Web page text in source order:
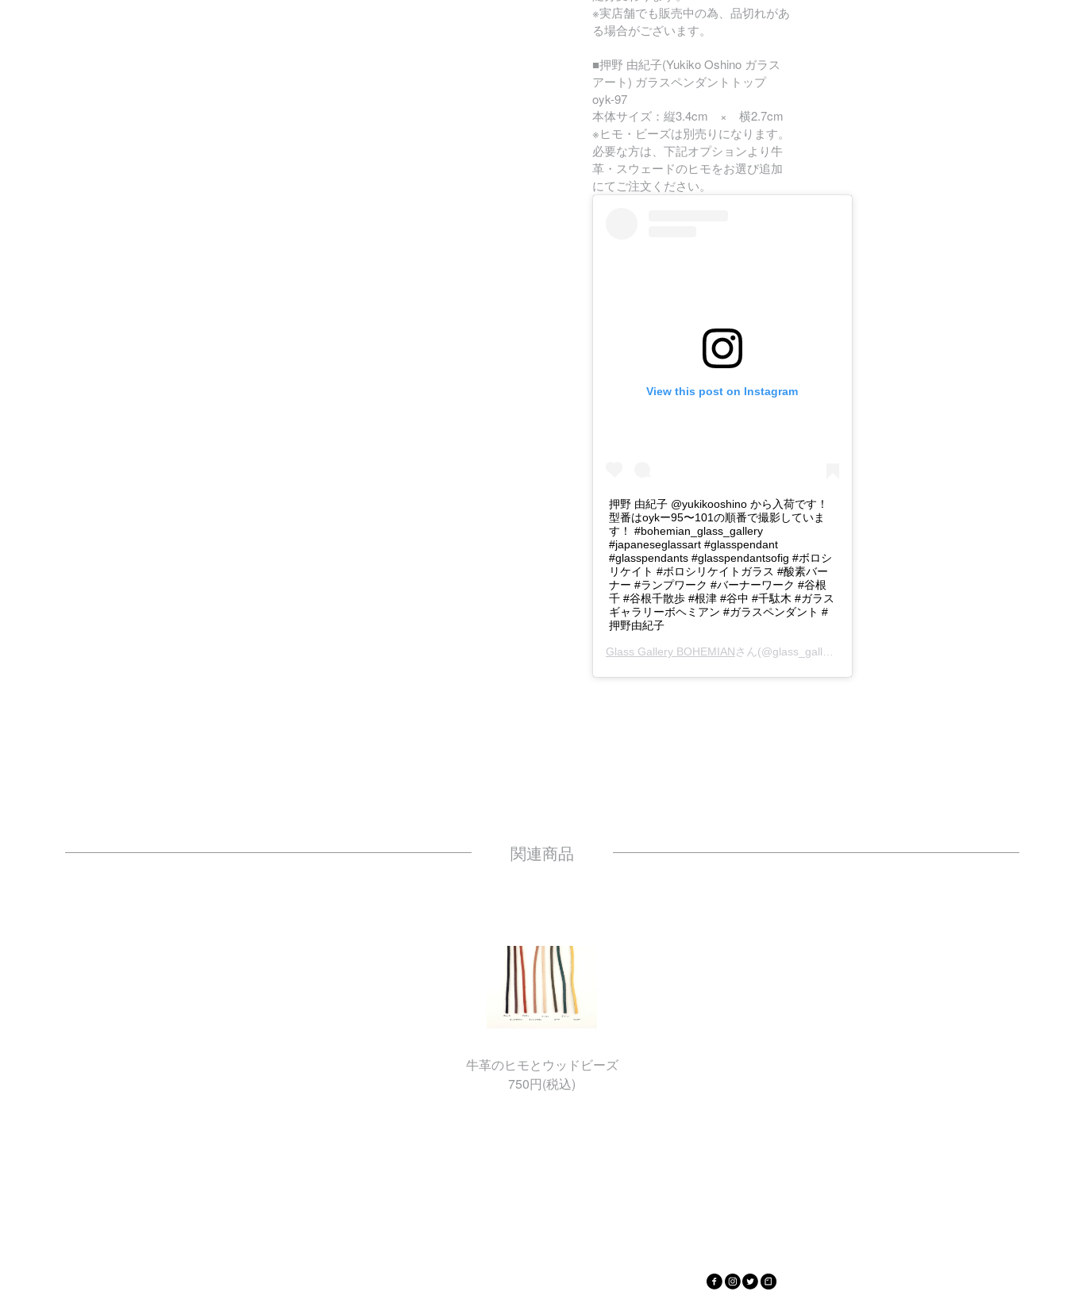
※実店舗でも販売中の為、品切れがあ
る場合がございます。
■押野 由紀子(Yukiko Oshino ガラス
アート) ガラスペンダントトップ
oyk-97
本体サイズ：縦3.4cm × 横2.7cm
※ヒモ・ビーズは別売りになります。
必要な方は、下記オプションより牛
革・スウェードのヒモをお選び追加
にてご注文ください。
View this post on Instagram
押野 由紀子 @yukikooshino から入荷です！
型番はoykー95〜101の順番で撮影していま
す！ #bohemian_glass_gallery
#japaneseglassart #glasspendant
#glasspendants #glasspendantsofig #ボロシ
リケイト #ボロシリケイトガラス #酸素バー
ナー #ランプワーク #バーナーワーク #谷根
千 #谷根千散歩 #根津 #谷中 #千駄木 #ガラス
ギャラリーボヘミアン #ガラスペンダント #
押野由紀子
Glass Gallery BOHEMIANさん(@glass_gallery_bohemian)がシェアした投稿 -
牛革のヒモとウッドビーズ
750円(税込)